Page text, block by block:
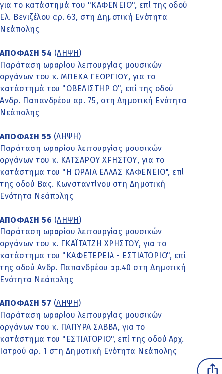
για το κατάστημά του "ΚΑΦΕΝΕΙΟ", επί της οδού
Ελ. Βενιζέλου αρ. 63, στη Δημοτική Ενότητα
Νεάπολης
ΑΠΟΦΑΣΗ 54 (ΛΗΨΗ )
Παράταση ωραρίου λειτουργίας μουσικών
οργάνων του κ. ΜΠΕΚΑ ΓΕΩΡΓΙΟΥ, για το
κατάστημά του "ΟΒΕΛΙΣΤΗΡΙΟ", επί της οδού
Ανδρ. Παπανδρέου αρ. 75, στη Δημοτική Ενότητα
Νεάπολης
ΑΠΟΦΑΣΗ 55 (ΛΗΨΗ )
Παράταση ωραρίου λειτουργίας μουσικών
οργάνων του κ. ΚΑΤΣΑΡΟΥ ΧΡΗΣΤΟΥ, για το
κατάστημα του "Η ΩΡΑΙΑ ΕΛΛΑΣ ΚΑΦΕΝΕΙΟ", επί
της οδού Βας. Κωνσταντίνου στη Δημοτική
Ενότητα Νεάπολης
ΑΠΟΦΑΣΗ 56 (ΛΗΨΗ )
Παράταση ωραρίου λειτουργίας μουσικών
οργάνων του κ. ΓΚΑΪΤΑΤΖΗ ΧΡΗΣΤΟΥ, για το
κατάστημα του "ΚΑΦΕΤΕΡΕΙΑ - ΕΣΤΙΑΤΟΡΙΟ", επί
της οδού Ανδρ. Παπανδρέου αρ.40 στη Δημοτική
Ενότητα Νεάπολης
ΑΠΟΦΑΣΗ 57 (ΛΗΨΗ )
Παράταση ωραρίου λειτουργίας μουσικών
οργάνων του κ. ΠΑΠΥΡΑ ΣΑΒΒΑ, για το
κατάστημα του "ΕΣΤΙΑΤΟΡΙΟ", επί της οδού Αρχ.
Ιατρού αρ. 1 στη Δημοτική Ενότητα Νεάπολης